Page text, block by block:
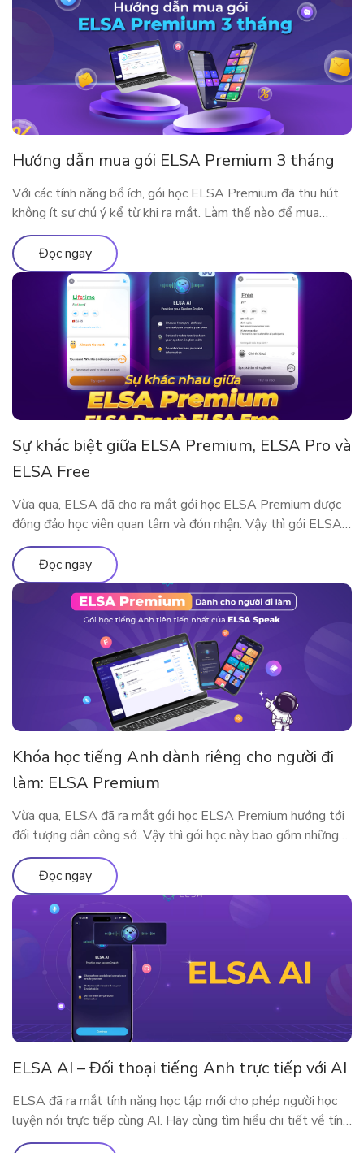
Hướng dẫn mua gói ELSA Premium 3 tháng
Với các tính năng bổ ích, gói học ELSA Premium đã thu hút
không ít sự chú ý kể từ khi ra mắt. Làm thế nào để mua
ELSA Premium 3 tháng?
Đọc ngay
Sự khác biệt giữa ELSA Premium, ELSA Pro và
ELSA Free
Vừa qua, ELSA đã cho ra mắt gói học ELSA Premium được
đông đảo học viên quan tâm và đón nhận. Vậy thì gói ELSA
Premium có gì khác so với ELSA Pro và ELSA Free? Hãy
cùng tìm hiểu qua bài viết này nhé!
Đọc ngay
Khóa học tiếng Anh dành riêng cho người đi
làm: ELSA Premium
Vừa qua, ELSA đã ra mắt gói học ELSA Premium hướng tới
đối tượng dân công sở. Vậy thì gói học này bao gồm những
gì? Vì sao ELSA Premium lại phù hợp với người đi làm? Hãy
cùng tìm hiểu qua bài viết sau nhé!
Đọc ngay
ELSA AI – Đối thoại tiếng Anh trực tiếp với AI
ELSA đã ra mắt tính năng học tập mới cho phép người học
luyện nói trực tiếp cùng AI. Hãy cùng tìm hiểu chi tiết về tính
năng qua bài viết